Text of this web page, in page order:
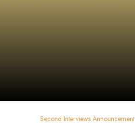
Second Interviews Announcement